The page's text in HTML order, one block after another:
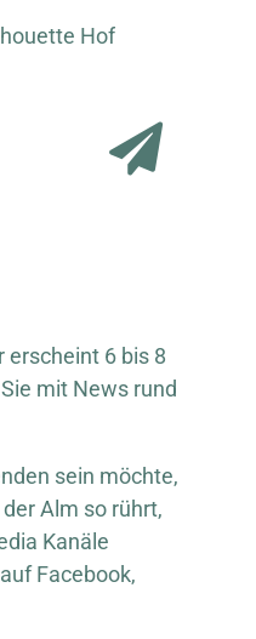
erscheint 6 bis 8
mit News rund
sein möchte,
Alm so rührt,
Kanäle
Facebook,